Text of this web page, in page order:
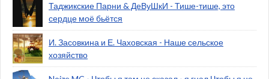
Таджикские Парни & ДеВуШкИ - Тише-тише, это
сердце моё бьётся
И. Засовкина и Е. Чаховская - Наше сельское
хозяйство